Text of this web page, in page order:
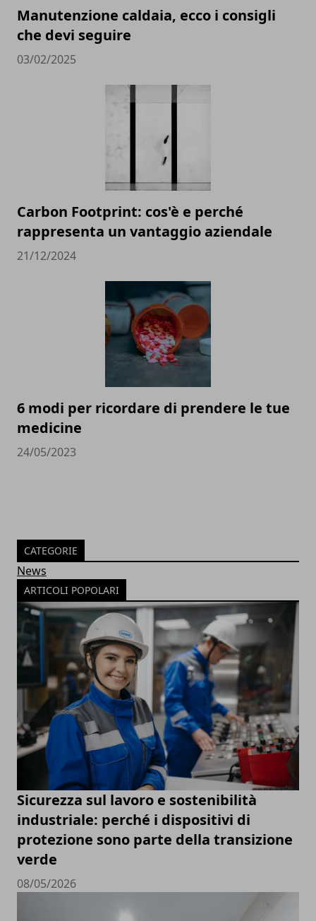
Manutenzione caldaia, ecco i consigli
che devi seguire
03/02/2025
Carbon Footprint: cos'è e perché
rappresenta un vantaggio aziendale
21/12/2024
6 modi per ricordare di prendere le tue
medicine
24/05/2023
CATEGORIE
News
ARTICOLI POPOLARI
Sicurezza sul lavoro e sostenibilità
industriale: perché i dispositivi di
protezione sono parte della transizione
verde
08/05/2026